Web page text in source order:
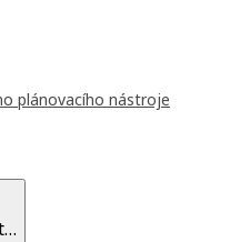
plánovacího nástroje